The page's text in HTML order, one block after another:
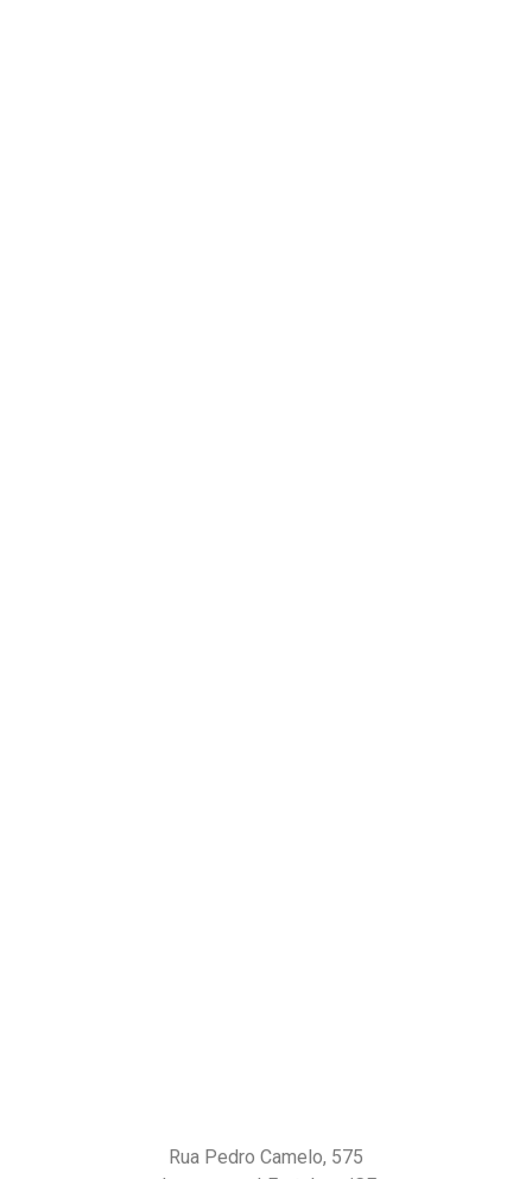
Rua Pedro Camelo, 575